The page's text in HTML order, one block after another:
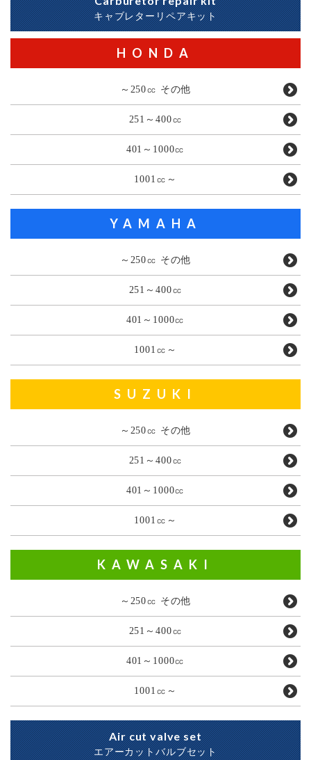
キャブレターリペアキット
HONDA
～250㏄ その他
251～400㏄
401～1000㏄
1001㏄～
YAMAHA
～250㏄ その他
251～400㏄
401～1000㏄
1001㏄～
SUZUKI
～250㏄ その他
251～400㏄
401～1000㏄
1001㏄～
KAWASAKI
～250㏄ その他
251～400㏄
401～1000㏄
1001㏄～
Air cut valve set
エアーカットバルブセット